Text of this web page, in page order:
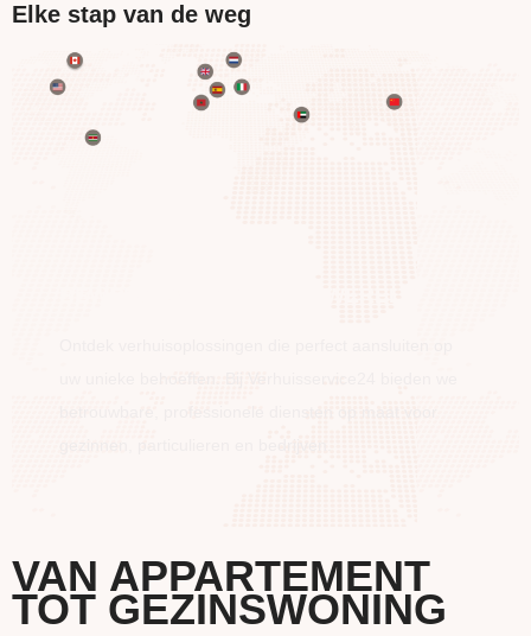
Elke stap van de weg
VAN APPARTEMENT
TOT GEZINSWONING